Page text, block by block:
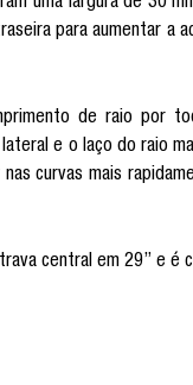
para aumentar
de raio por
e o laço do raio
curvas mais
central em 29” e